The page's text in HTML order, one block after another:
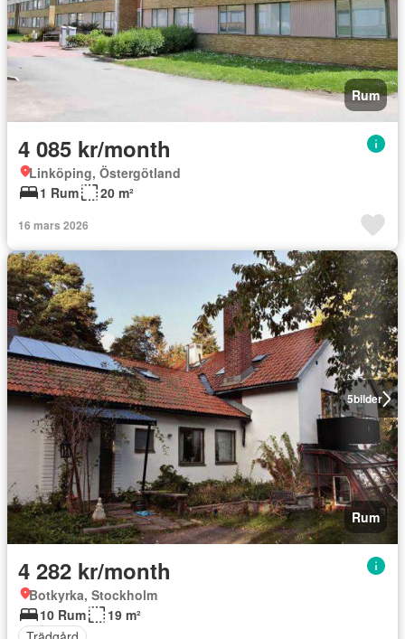
Rum
4 085 kr/month
Linköping, Östergötland
1 Rum
20 m²
16 mars 2026
5bilder
Rum
4 282 kr/month
Botkyrka, Stockholm
10 Rum
19 m²